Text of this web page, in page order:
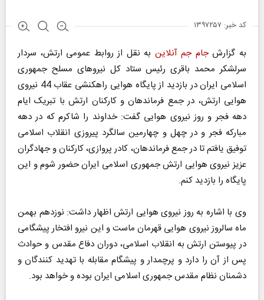
کد خبر: ۱۳۹۷۲۵۷
به گزارشجام جم آنلاین به نقل از روابط عمومی ارتش، سردار
سرلشکر محمد باقری رئیس ستاد کل نیروهای مسلح جمهوری
اسلامی ایران در بازدید از پایگاه هوایی راهکنشی عقاب 44 نیروی
هوایی ارتش، در جمع فرماندهان و کارکنان ارتش با تبریک ایام
دهه فجر و روز نیروی هوایی گفت: خداوند را شاکرم که در دهه
مبارکه فجر و در چهل و چهارمین سالگرد پیروزی انقلاب اسلامی
توفیق یافتم تا در جمع فرماندهان، کادر پروازی، کارکنان و جهادگران
عزیز نیروی هوایی ارتش جمهوری اسلامی ایران حضور شوم و این
پایگاه را بازدید کنم.
وی با اشاره به روز نیروی هوایی ارتش اظهار داشت: نوزدهم بهمن
ماه سالروز نیروی هوایی قهرمان ماست و این نیرو افتخار پیشگامی
در پیوستن ارتش به انقلاب اسلامی، دوران دفاع مقدس و حوادث
پس از آن را دارد و پرچمدار و پیشگام مقابله با تهدید کنندگان و
دشمنان نظام مقدس جمهوری اسلامی ایران بوده و خواهد بود.